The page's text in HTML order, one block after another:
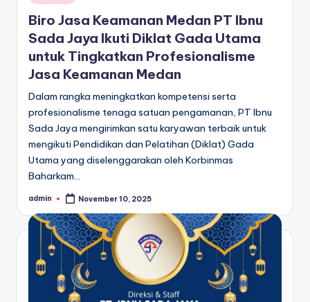
Biro Jasa Keamanan Medan PT Ibnu
Sada Jaya Ikuti Diklat Gada Utama
untuk Tingkatkan Profesionalisme
Jasa Keamanan Medan
Dalam rangka meningkatkan kompetensi serta
profesionalisme tenaga satuan pengamanan, PT Ibnu
Sada Jaya mengirimkan satu karyawan terbaik untuk
mengikuti Pendidikan dan Pelatihan (Diklat) Gada
Utama yang diselenggarakan oleh Korbinmas
Baharkam…
admin November 10, 2025